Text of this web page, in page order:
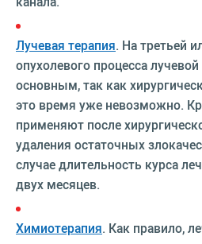
Лучевая терапия. На третьей
опухолевого процесса
основным, так как
это время уже невозможно.
применяют после
удаления остаточных
случае длительность курса
двух месяцев.
Химиотерапия. Как правило,